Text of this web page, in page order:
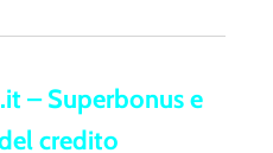
– Superbonus e
credito